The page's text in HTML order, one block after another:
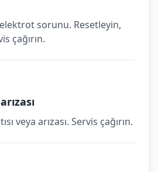
sorunu. Resetleyin,
çağırın.
veya arızası. Servis çağırın.